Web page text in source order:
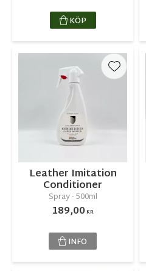
KÖP
Leather Imitation
Conditioner
Spray - 500ml
189,00KR
Lägg
INFO